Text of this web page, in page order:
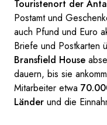
Touristenort der
Postamt und
auch Pfund und Euro
Briefe und Postkarten
Bransfield House
dauern, bis sie
Mitarbeiter etwa
Länder und die